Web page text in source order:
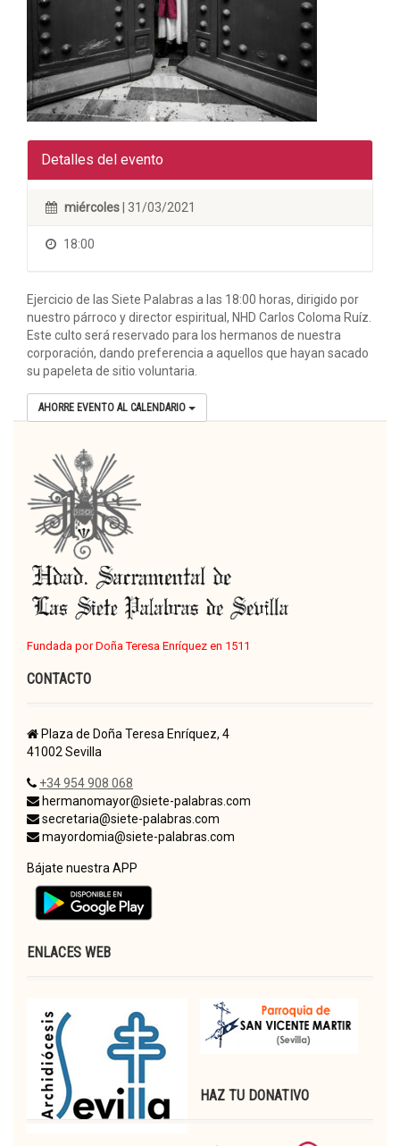
Detalles del evento
miércoles | 31/03/2021
18:00
Ejercicio de las Siete Palabras a las 18:00 horas, dirigido por
nuestro párroco y director espiritual, NHD Carlos Coloma Ruíz.
Este culto será reservado para los hermanos de nuestra
corporación, dando preferencia a aquellos que hayan sacado
su papeleta de sitio voluntaria.
AHORRE EVENTO AL CALENDARIO
Fundada por Doña Teresa Enríquez en 1511
CONTACTO
Plaza de Doña Teresa Enríquez, 4
41002 Sevilla
+34 954 908 068
hermanomayor@siete-palabras.com
secretaria@siete-palabras.com
mayordomia@siete-palabras.com
Bájate nuestra APP
ENLACES WEB
HAZ TU DONATIVO